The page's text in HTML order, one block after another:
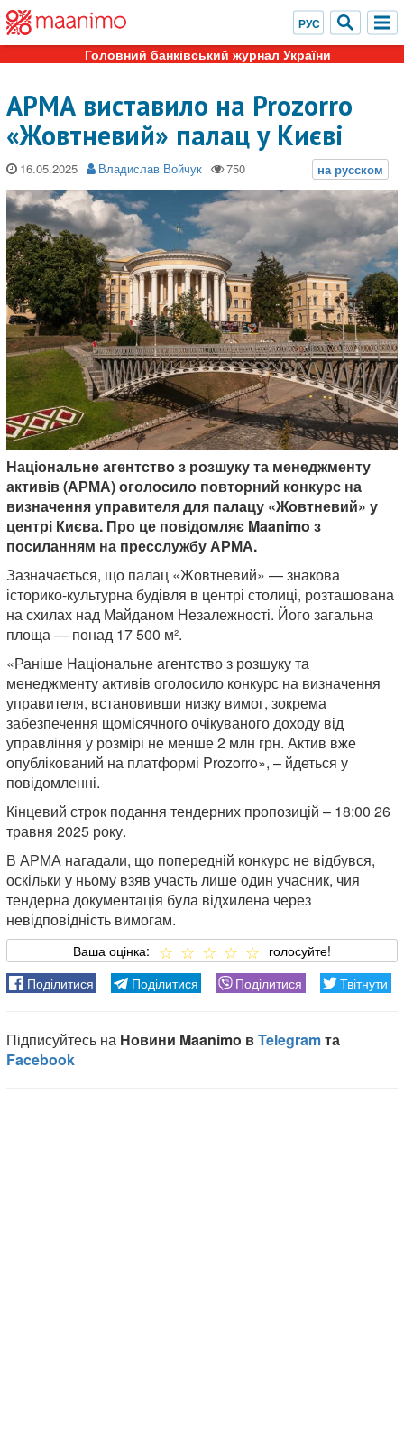
Головний банківський журнал України
АРМА виставило на Prozorro
«Жовтневий» палац у Києві
16.05.2025 Владислав Войчук
Національне агентство з розшуку та менеджменту
активів (АРМА) оголосило повторний конкурс на
визначення управителя для палацу «Жовтневий» у
центрі Києва. Про це повідомляє Maanimo з
посиланням на пресслужбу АРМА.
Зазначається, що палац «Жовтневий» — знакова
історико-культурна будівля в центрі столиці, розташована
на схилах над Майданом Незалежності. Його загальна
площа — понад 17 500 м².
«Раніше Національне агентство з розшуку та
менеджменту активів оголосило конкурс на визначення
управителя, встановивши низку вимог, зокрема
забезпечення щомісячного очікуваного доходу від
управління у розмірі не менше 2 млн грн. Актив вже
опублікований на платформі Prozorro», – йдеться у
повідомленні.
Кінцевий строк подання тендерних пропозицій – 18:00 26
травня 2025 року.
В АРМА нагадали, що попередній конкурс не відбувся,
оскільки у ньому взяв участь лише один учасник, чия
тендерна документація була відхилена через
невідповідність вимогам.